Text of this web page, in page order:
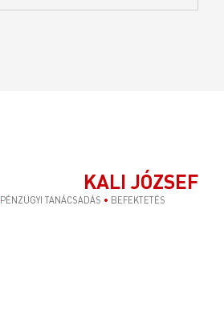
KALI JÓZSEF
PÉNZÜGYI TANÁCSADÁS • BEFEKTETÉS